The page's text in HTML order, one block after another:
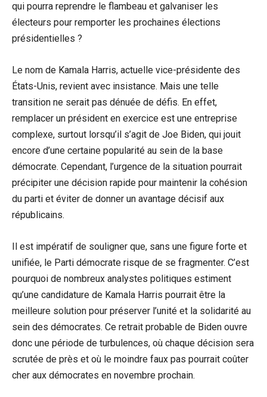
qui pourra reprendre le flambeau et galvaniser les
électeurs pour remporter les prochaines élections
présidentielles ?
Le nom de Kamala Harris, actuelle vice-présidente des
États-Unis, revient avec insistance. Mais une telle
transition ne serait pas dénuée de défis. En effet,
remplacer un président en exercice est une entreprise
complexe, surtout lorsqu’il s’agit de Joe Biden, qui jouit
encore d’une certaine popularité au sein de la base
démocrate. Cependant, l’urgence de la situation pourrait
précipiter une décision rapide pour maintenir la cohésion
du parti et éviter de donner un avantage décisif aux
républicains.
Il est impératif de souligner que, sans une figure forte et
unifiée, le Parti démocrate risque de se fragmenter. C’est
pourquoi de nombreux analystes politiques estiment
qu’une candidature de Kamala Harris pourrait être la
meilleure solution pour préserver l’unité et la solidarité au
sein des démocrates. Ce retrait probable de Biden ouvre
donc une période de turbulences, où chaque décision sera
scrutée de près et où le moindre faux pas pourrait coûter
cher aux démocrates en novembre prochain.